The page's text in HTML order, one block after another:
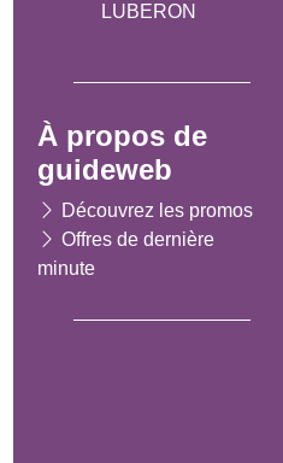
LUBERON
À propos de
guideweb
Découvrez les promos
Offres de dernière
minute